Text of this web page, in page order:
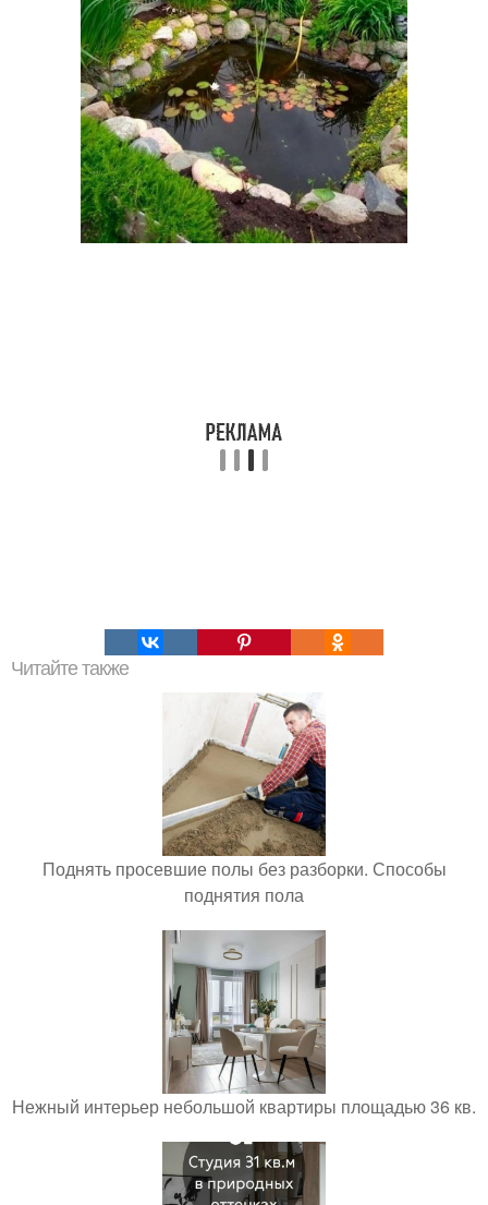
Читайте также
Поднять просевшие полы без разборки. Способы
поднятия пола
Нежный интерьер небольшой квартиры площадью 36 кв.